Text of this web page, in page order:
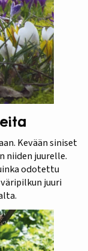
Kevään siniset
niiden juurelle.
odotettu
juuri